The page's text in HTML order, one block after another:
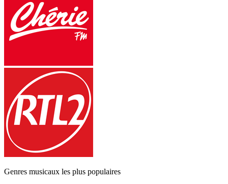
Genres musicaux les plus populaires